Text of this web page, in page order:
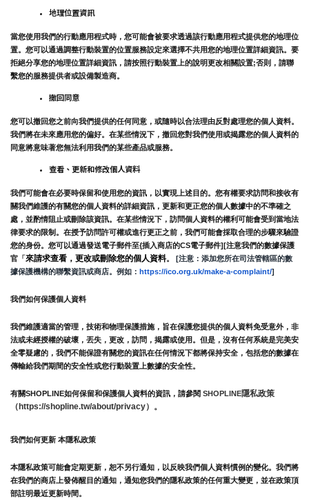
地理位置資訊
當您使用我們的行動應用程式時，您可能會被要求透過該行動應用程式提供您的地理位
置。您可以通過調整行動裝置的位置服務設定來選擇不共用您的地理位置詳細資訊。要
拒絕分享您的地理位置詳細資訊，請按照行動裝置上的說明更改相關設置;否則，請聯
繫您的服務提供者或設備製造商。
撤回同意
您可以撤回您之前向我們提供的任何同意，或隨時以合法理由反對處理您的個人資料。
我們將在未來應用您的偏好。在某些情況下，撤回您對我們使用或揭露您的個人資料的
同意將意味著您無法利用我們的某些產品或服務。
查看、更新和修改個人資料
我們可能會在必要時保留和使用您的資訊，以實現上述目的。您有權要求訪問和接收有
關我們維護的有關您的個人資料的詳細資訊，更新和更正您的個人數據中的不準確之
處，並酌情阻止或刪除該資訊。在某些情況下，訪問個人資料的權利可能會受到當地法
律要求的限制。在授予訪問許可權或進行更正之前，我們可能會採取合理的步驟來驗證
您的身份。您可以通過發送電子郵件至{插入商店的CS電子郵件][注意我們的數據保護
官「來請求查看，更改或刪除您的個人資料。
[注意：添加您所在司法管轄區的數
據保護機構的聯繫資訊或商店。例如： https://ico.org.uk/make-a-complaint/]
我們如何保護個人資料
我們維護適當的管理，技術和物理保護措施，旨在保護您提供的個人資料免受意外，非
法或未經授權的破壞，丟失，更改，訪問，揭露或使用。但是，沒有任何系統是完美安
全零疑慮的，我們不能保證有關您的資訊在任何情況下都將保持安全，包括您的數據在
傳輸給我們期間的安全性或您行動裝置上數據的安全性。
有關SHOPLINE如何保留和保護個人資料的資訊，請參閱 SHOPLINE隱私政策
（https://shopline.tw/about/privacy）。
我們如何更新 本隱私政策
本隱私政策可能會定期更新，恕不另行通知，以反映我們個人資料慣例的變化。我們將
在我們的商店上發佈醒目的通知，通知您我們的隱私政策的任何重大變更，並在政策頂
部註明最近更新時間。